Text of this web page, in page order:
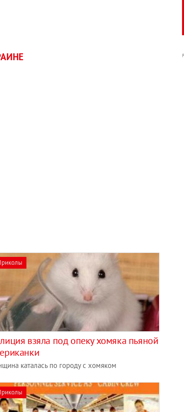
взяла под опеку хомяка пьяной
каталась по городу с хомяком